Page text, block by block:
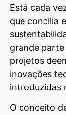
Está cada
que concilia
grande parte
projetos
inovações
introduzidas
O conceito